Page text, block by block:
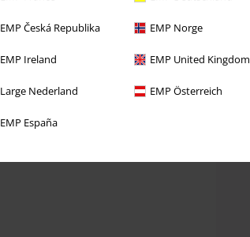
EMP Česká Republika EMP Norge
EMP Ireland EMP United Kingdom
Large Nederland EMP Österreich
EMP España